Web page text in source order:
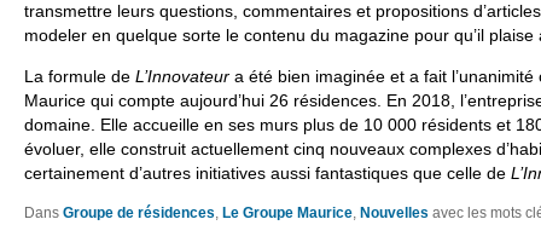
transmettre leurs questions, commentaires et propositions
modeler en quelque sorte le contenu du magazine pour qu’il
La formule de L’Innovateur a été bien imaginée et a fait
Maurice qui compte aujourd’hui 26 résidences. En 2018,
domaine. Elle accueille en ses murs plus de 10 000 résidents et
évoluer, elle construit actuellement cinq nouveaux complexes
certainement d’autres initiatives aussi fantastiques que celle de
Dans Groupe de résidences, Le Groupe Maurice, Nouvelles avec les mots